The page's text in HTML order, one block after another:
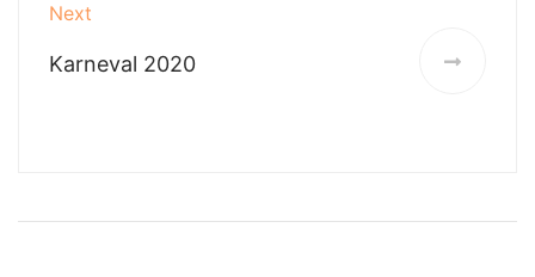
Next
Karneval 2020